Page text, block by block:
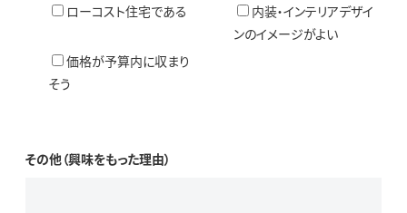
ローコスト住宅である
内装・インテリアデザイ
ンのイメージがよい
価格が予算内に収まり
そう
その他（興味をもった理由）